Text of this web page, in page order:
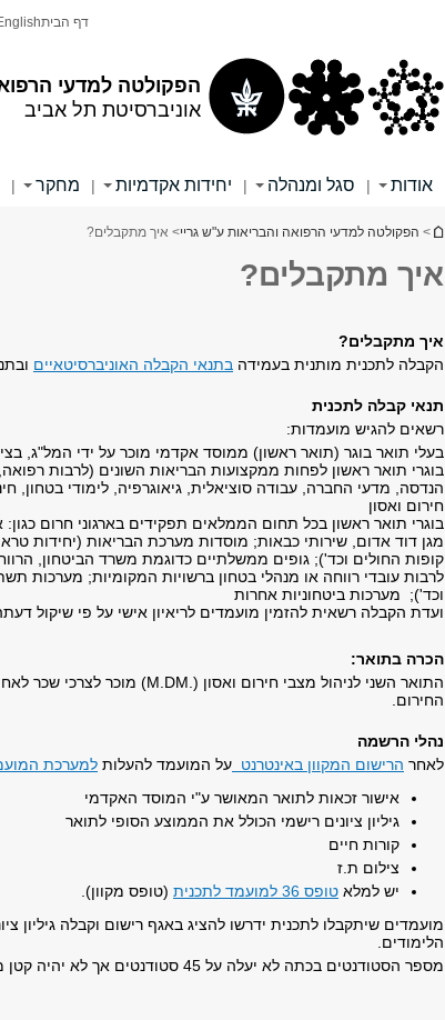
הפקולטה למדעי
אוניברסיטת תל אביב
דף הבית
אודות | סגל ומנהלה | יחידות אקדמיות | מחקר |
הינך נמצא כאן
> הפקולטה למדעי הרפואה והבריאות ע"ש גריי> איך מתקבלים?
איך מתקבלים?
איך מתקבלים?
הקבלה לתכנית מותנית בעמידה בתנאי הקבלה האוניברסיטאיים
תנאי קבלה לתכנית
רשאים להגיש מועמדות:
בעלי תואר בוגר (תואר ראשון) ממוסד אקדמי מוכר על ידי המל"ג, בציון גמר
בוגרי תואר ראשון לפחות ממקצועות הבריאות השונים (לרבות
הנדסה, מדעי החברה, עבודה סוציאלית, גיאוגרפיה, לימודי בטחון,
חירום ואסון
בוגרי תואר ראשון בכל תחום הממלאים תפקידים בארגוני חרום
מגן דוד אדום, שירותי כבאות; מוסדות מערכת הבריאות (יחידות
קופות החולים וכד'); גופים ממשלתיים כדוגמת משרד הביטחון,
לרבות עובדי רווחה או מנהלי בטחון ברשויות המקומיות; מערכות
וכד'); מערכות ביטחוניות אחרות
ועדת הקבלה רשאית להזמין מועמדים לריאיון אישי על פי שיקול
הכרה בתואר:
החירום.
נהלי הרשמה
לאחר הרישום המקוון באינטרנט על המועמד להעלות למערכת
אישור זכאות לתואר המאושר ע"י המוסד האקדמי
גיליון ציונים רישמי הכולל את הממוצע הסופי לתואר
קורות חיים
צילום ת.ז
יש למלא טופס 36 למועמד לתכנית
(טופס מקוון).
מועמדים שיתקבלו לתכנית ידרשו להציג באגף רישום וקבלה גיליון
הלימודים.
מספר הסטודנטים בכתה לא יעלה על 45 סטודנטים אך לא יהיה קטן מ 30 סטודנטים